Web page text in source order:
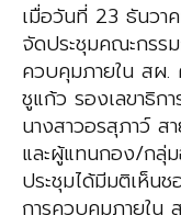
เมื่อวันที่ 23 ธันว
จัดประชุมคณะกรรม
ควบคุมภายใน สผ.
ชูแก้ว รองเลขาธิก
นางสาวอรสุภาว์ ส
และผู้แทนกอง/กลุ่
ประชุมได้มีมติเห็น
การควบคุมภายใน